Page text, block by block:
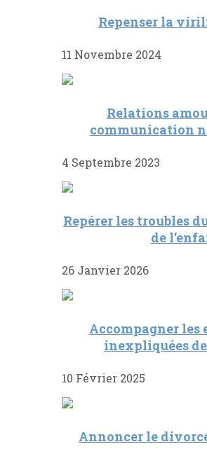
Repenser la
11 Novembre 2024
Relations
communication
4 Septembre 2023
Repérer les troubles
de
26 Janvier 2026
Accompagner les
inexpliquées
10 Février 2025
Annoncer le